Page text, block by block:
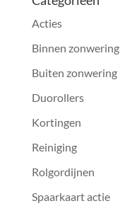
Acties
Binnen zonwering
Buiten zonwering
Duorollers
Kortingen
Reiniging
Rolgordijnen
Spaarkaart actie